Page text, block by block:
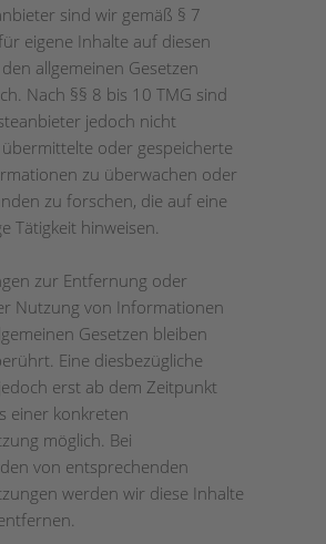
sind wir gemäß § 7
eigene Inhalte auf diesen
allgemeinen Gesetzen
Nach §§ 8 bis 10 TMG sind
jedoch nicht
oder gespeicherte
zu überwachen oder
zu forschen, die auf eine
Tätigkeit hinweisen.
zur Entfernung oder
Nutzung von Informationen
Gesetzen bleiben
Eine diesbezügliche
erst ab dem Zeitpunkt
einer konkreten
möglich. Bei
von entsprechenden
werden wir diese Inhalte